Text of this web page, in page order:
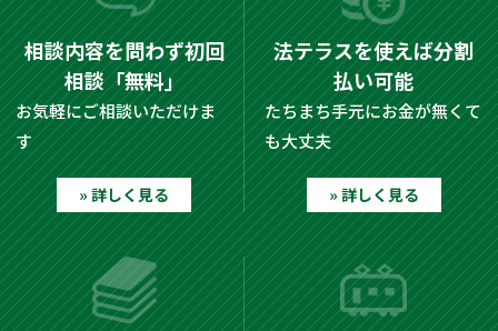
相談内容を問わず初回
相談「無料」
お気軽にご相談いただけま
す
» 詳しく見る
法テラスを使えば分割
払い可能
たちまち手元にお金が無くて
も大丈夫
» 詳しく見る